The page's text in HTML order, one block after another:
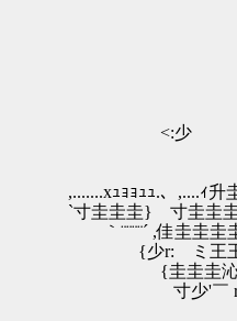
,ｨ劣
,...._ 寸
r:升圭少
｀¨´
<:少 ,..x
{圭圭圭
__........__
,.......xｭｮｮｭｭ.、,....ｨ升
`寸圭圭圭} 寸圭圭圭
｀¨¨¨¨´ ,佳圭圭圭圭
{少r:ゞミ王王圭圭
{圭圭圭沁 ｀
寸少'￣ r